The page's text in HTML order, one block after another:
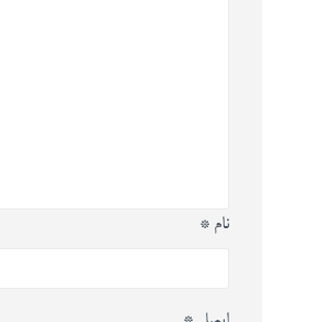
نام *